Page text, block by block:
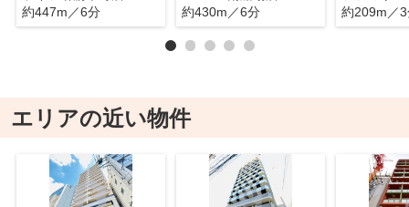
約447m／6分
約430m／6分
約209m／
エリアの近い物件